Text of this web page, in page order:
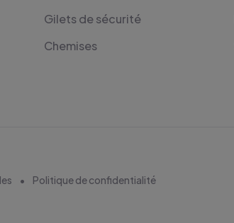
Gilets de sécurité
Chemises
Politique de confidentialité